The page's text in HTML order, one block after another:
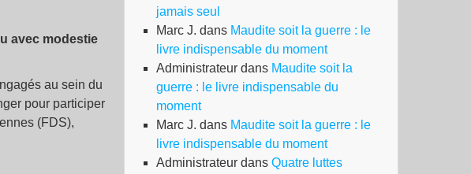
avec modestie
au sein du
pour participer
(FDS),
jamais seul
Marc J. dans Maudite soit la guerre : le
livre indispensable du moment
Administrateur dans Maudite soit la
guerre : le livre indispensable du
moment
Marc J. dans Maudite soit la guerre : le
livre indispensable du moment
Administrateur dans Quatre luttes